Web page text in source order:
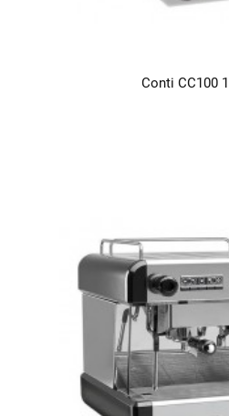
Conti CC100